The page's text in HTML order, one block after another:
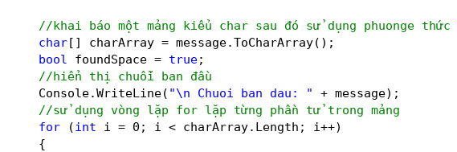
//khai báo một mảng kiểu char sau đó sử dụng phuonge
char[] charArray = message.ToCharArray();
bool
foundSpace = true;
//hiển thị chuỗi ban đầu
Console.WriteLine( "\n Chuoi ban dau: "
+ message);
//sử dụng vòng lặp for lặp từng phần tử trong mảng
for
(int
i = 0; i < charArray.Length; i++)
{